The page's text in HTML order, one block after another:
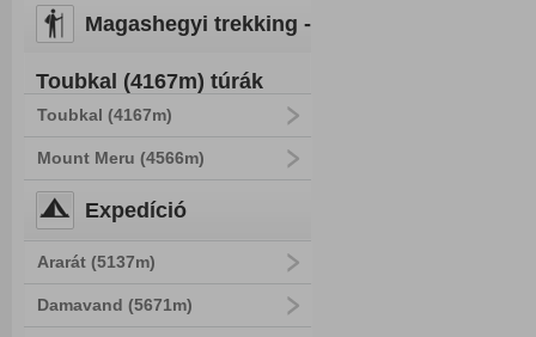
Magashegyi trekking -
Toubkal (4167m) túrák
Toubkal (4167m)
Mount Meru (4566m)
Expedíció
Ararát (5137m)
Damavand (5671m)